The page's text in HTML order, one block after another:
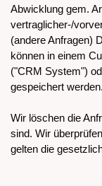
Abwicklung gem.
vertraglicher-/
(andere Anfragen)
können in einem
("CRM System")
gespeichert werden.
Wir löschen die
sind. Wir
gelten die